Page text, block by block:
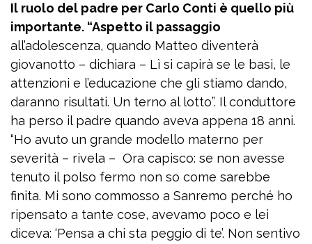
Il ruolo del padre per Carlo Conti è quello più
importante. “Aspetto il passaggio
all’adolescenza, quando Matteo diventerà
giovanotto – dichiara – Lì si capirà se le basi, le
attenzioni e l’educazione che gli stiamo dando,
daranno risultati. Un terno al lotto”. Il conduttore
ha perso il padre quando aveva appena 18 anni.
“Ho avuto un grande modello materno per
severità – rivela – Ora capisco: se non avesse
tenuto il polso fermo non so come sarebbe
finita. Mi sono commosso a Sanremo perché ho
ripensato a tante cose, avevamo poco e lei
diceva: ‘Pensa a chi sta peggio di te’. Non sentivo